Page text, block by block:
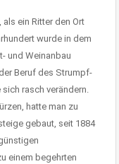
ein Ritter den Ort
wurde in dem
und Weinanbau
Beruf des Strumpf-
rasch verändern.
hatte man zu
gebaut, seit 1884
einem begehrten